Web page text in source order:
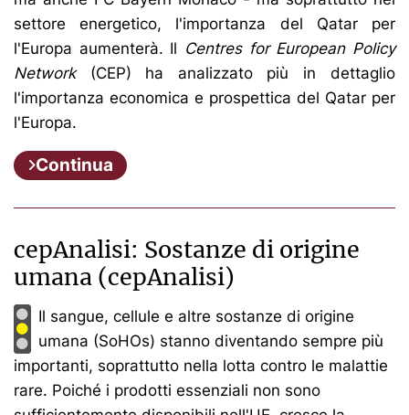
settore energetico, l'importanza del Qatar per
l'Europa aumenterà. Il Centres for European Policy
Network (CEP)
ha analizzato più in dettaglio
l'importanza economica e prospettica del Qatar per
l'Europa.
Continua
cepAnalisi: Sostanze di origine
umana (cepAnalisi)
Il sangue, cellule e altre sostanze di origine
umana (SoHOs) stanno diventando sempre più
importanti, soprattutto nella lotta contro le malattie
rare. Poiché i prodotti essenziali non sono